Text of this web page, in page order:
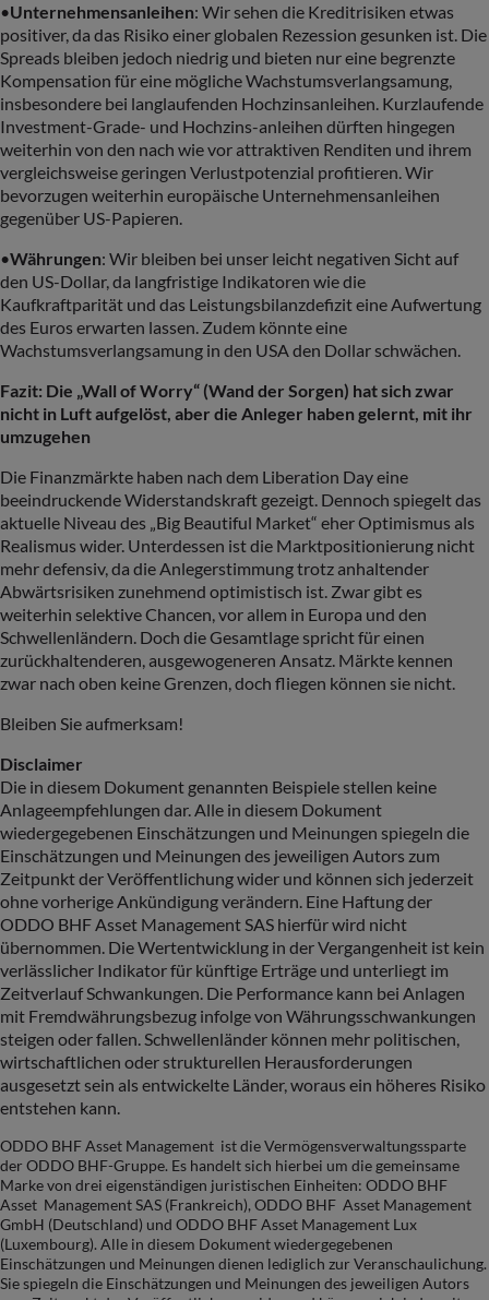
•Unternehmensanleihen: Wir sehen die Kreditrisiken etwas
positiver, da das Risiko einer globalen Rezession gesunken ist. Die
Spreads bleiben jedoch niedrig und bieten nur eine begrenzte
Kompensation für eine mögliche Wachstumsverlangsamung,
insbesondere bei langlaufenden Hochzinsanleihen. Kurzlaufende
Investment-Grade- und Hochzins-anleihen dürften hingegen
weiterhin von den nach wie vor attraktiven Renditen und ihrem
vergleichsweise geringen Verlustpotenzial profitieren. Wir
bevorzugen weiterhin europäische Unternehmensanleihen
gegenüber US-Papieren.
•Währungen: Wir bleiben bei unser leicht negativen Sicht auf
den US-Dollar, da langfristige Indikatoren wie die
Kaufkraftparität und das Leistungsbilanzdefizit eine Aufwertung
des Euros erwarten lassen. Zudem könnte eine
Wachstumsverlangsamung in den USA den Dollar schwächen.
Fazit: Die „Wall ofWorry“ (Wand der Sorgen) hat sich zwar
nicht in Luft aufgelöst, aber die Anleger haben gelernt, mit ihr
umzugehen
Die Finanzmärkte haben nach dem Liberation Day eine
beeindruckende Widerstandskraft gezeigt. Dennoch spiegelt das
aktuelle Niveau des „Big Beautiful Market“ eher Optimismus als
Realismus wider. Unterdessen ist die Marktpositionierung nicht
mehr defensiv, da die Anlegerstimmung trotz anhaltender
Abwärtsrisiken zunehmend optimistisch ist. Zwar gibt es
weiterhin selektive Chancen, vor allem in Europa und den
Schwellenländern. Doch die Gesamtlage spricht für einen
zurückhaltenderen, ausgewogeneren Ansatz. Märkte kennen
zwar nach oben keine Grenzen, doch fliegen können sie nicht.
Bleiben Sie aufmerksam!
Disclaimer
Die in diesem Dokument genannten Beispiele stellen keine
Anlageempfehlungen dar. Alle in diesem Dokument
wiedergegebenen Einschätzungen und Meinungen spiegeln die
Einschätzungen und Meinungen des jeweiligen Autors zum
Zeitpunkt der Veröffentlichung wider und können sich jederzeit
ohne vorherige Ankündigung verändern. Eine Haftung der
ODDO BHF Asset Management SAS hierfür wird nicht
übernommen. Die Wertentwicklung in der Vergangenheit ist kein
verlässlicher Indikator für künftige Erträge und unterliegt im
Zeitverlauf Schwankungen. Die Performance kann bei Anlagen
mit Fremdwährungsbezug infolge von Währungsschwankungen
steigen oder fallen. Schwellenländer können mehr politischen,
wirtschaftlichen oder strukturellen Herausforderungen
ausgesetzt sein als entwickelte Länder, woraus ein höheres Risiko
entstehen kann.
ODDO BHF Asset Management ist die Vermögensverwaltungssparte
der ODDO BHF-Gruppe. Es handelt sich hierbei um die gemeinsame
Marke von drei eigenständigen juristischen Einheiten: ODDO BHF
Asset Management SAS (Frankreich), ODDO BHF Asset Management
GmbH (Deutschland) und ODDO BHF Asset Management Lux
(Luxembourg). Alle in diesem Dokument wiedergegebenen
Einschätzungen und Meinungen dienen lediglich zur Veranschaulichung.
Sie spiegeln die Einschätzungen und Meinungen des jeweiligen Autors